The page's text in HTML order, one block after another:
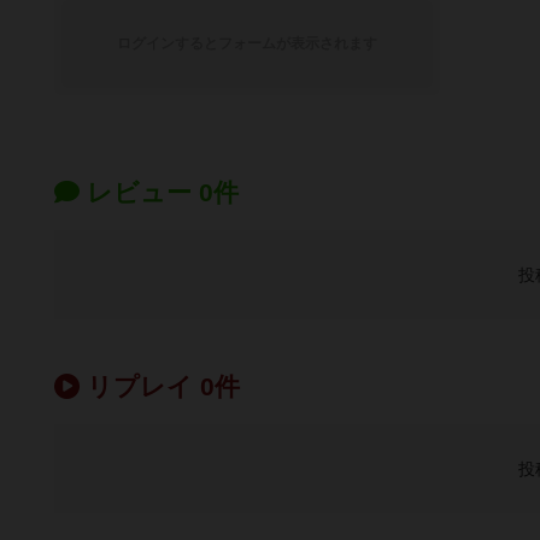
レビュー 0件
投
リプレイ 0件
投